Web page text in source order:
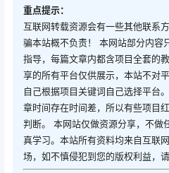
重点提示：
互联网转载资源会有一些其他联系
骗本站概不负责！ 本网站部分内容
指导，每篇文章内都含项目全套的
享的所有平台仅供展示，本站不对
自己根据项目关键词自己选择平台
章时间存在时间差，所以有些项目
判断。 本网站仅做资源分享，不做
真学习。本站所有资料均来自互联
场，如不慎侵犯到您的版权利益，